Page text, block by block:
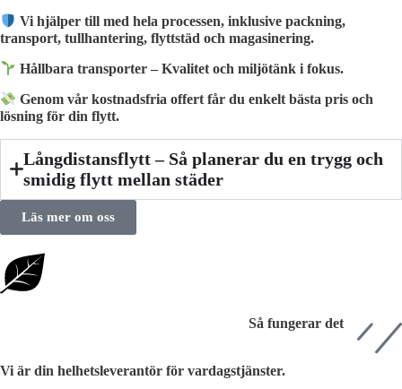
Vi hjälper till med hela processen, inklusive packning,
transport, tullhantering, flyttstäd och magasinering.
Hållbara transporter – Kvalitet och miljötänk i fokus.
Genom vår kostnadsfria offert får du enkelt bästa pris och
lösning för din flytt.
Långdistansflytt – Så planerar du en trygg och
smidig flytt mellan städer
Läs mer om oss
Så fungerar det
Vi är din helhetsleverantör för vardagstjänster.